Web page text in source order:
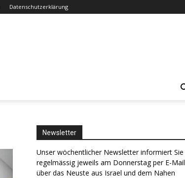
Datenschutzerklärung
Newsletter
Unser wöchentlicher Newsletter informiert Sie
regelmässig jeweils am Donnerstag per E-Mail
über das Neuste aus Israel und dem Nahen